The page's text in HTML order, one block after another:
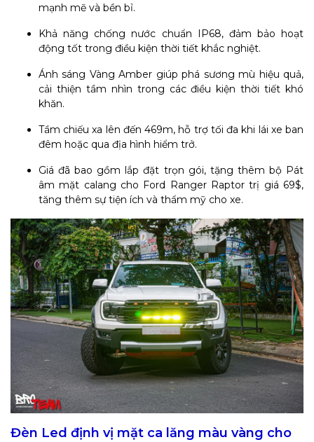
mạnh mẽ và bền bỉ.
Khả năng chống nước chuẩn IP68, đảm bảo hoạt
động tốt trong điều kiện thời tiết khắc nghiệt.
Ánh sáng Vàng Amber giúp phá sương mù hiệu quả,
cải thiện tầm nhìn trong các điều kiện thời tiết khó
khăn.
Tầm chiếu xa lên đến 469m, hỗ trợ tối đa khi lái xe ban
đêm hoặc qua địa hình hiểm trở.
Giá đã bao gồm lắp đặt trọn gói, tặng thêm bộ Pát
âm mặt calang cho Ford Ranger Raptor trị giá 69$,
tăng thêm sự tiện ích và thẩm mỹ cho xe.
Đèn Led định vị mặt ca lăng màu vàng cho